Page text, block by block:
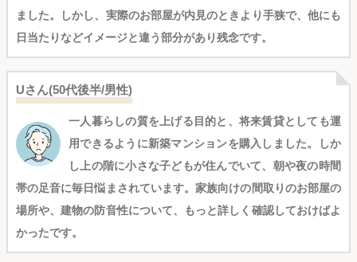
ました。しかし、実際のお部屋が内見のときより手狭で、他にも
日当たりなどイメージと違う部分があり残念です。
Uさん(50代後半/男性)
一人暮らしの質を上げる目的と、将来賃貸としても運
用できるように新築マンションを購入しました。しか
し上の階に小さな子どもが住んでいて、朝や夜の時間
帯の足音に毎日悩まされています。家族向けの間取りのお部屋の
場所や、建物の防音性について、もっと詳しく確認しておけばよ
かったです。